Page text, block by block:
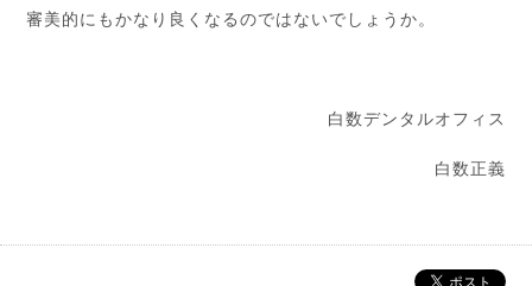
審美的にもかなり良くなるのではないでしょうか。
白数デンタルオフィス
白数正義